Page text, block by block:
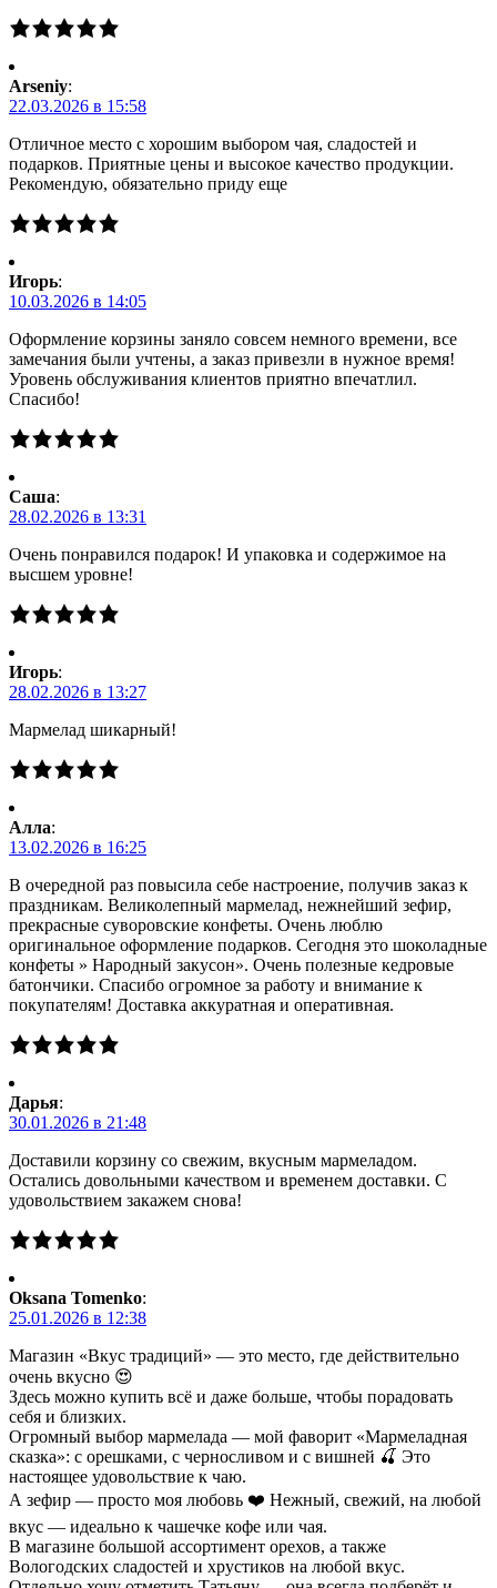
Arseniy:
22.03.2026 в 15:58
Отличное место с хорошим выбором чая, сладостей и
подарков. Приятные цены и высокое качество продукции.
Рекомендую, обязательно приду еще
Игорь:
10.03.2026 в 14:05
Оформление корзины заняло совсем немного времени, все
замечания были учтены, а заказ привезли в нужное время!
Уровень обслуживания клиентов приятно впечатлил.
Спасибо!
Саша:
28.02.2026 в 13:31
Очень понравился подарок! И упаковка и содержимое на
высшем уровне!
Игорь:
28.02.2026 в 13:27
Мармелад шикарный!
Алла:
13.02.2026 в 16:25
В очередной раз повысила себе настроение, получив заказ к
праздникам. Великолепный мармелад, нежнейший зефир,
прекрасные суворовские конфеты. Очень люблю
оригинальное оформление подарков. Сегодня это шоколадные
конфеты » Народный закусон». Очень полезные кедровые
батончики. Спасибо огромное за работу и внимание к
покупателям! Доставка аккуратная и оперативная.
Дарья:
30.01.2026 в 21:48
Доставили корзину со свежим, вкусным мармеладом.
Остались довольными качеством и временем доставки. С
удовольствием закажем снова!
Oksana Tomenko:
25.01.2026 в 12:38
Магазин «Вкус традиций» — это место, где действительно
очень вкусно 😍
Здесь можно купить всё и даже больше, чтобы порадовать
себя и близких.
Огромный выбор мармелада — мой фаворит «Мармеладная
сказка»: с орешками, с черносливом и с вишней 🍒 Это
настоящее удовольствие к чаю.
А зефир — просто моя любовь ❤️ Нежный, свежий, на любой
вкус — идеально к чашечке кофе или чая.
В магазине большой ассортимент орехов, а также
Вологодских сладостей и хрустиков на любой вкус.